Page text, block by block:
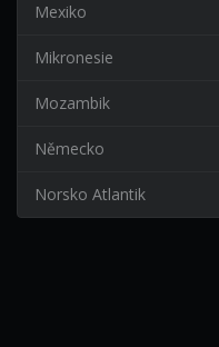
Mexiko
Mikronesie
Mozambik
Německo
Norsko Atlantik